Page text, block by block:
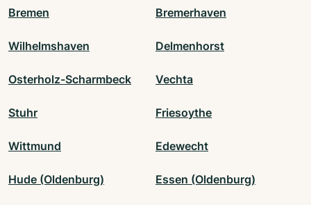
Bremen Bremerhaven
Wilhelmshaven Delmenhorst
Osterholz-Scharmbeck Vechta
Stuhr Friesoythe
Wittmund Edewecht
Hude (Oldenburg) Essen (Oldenburg)